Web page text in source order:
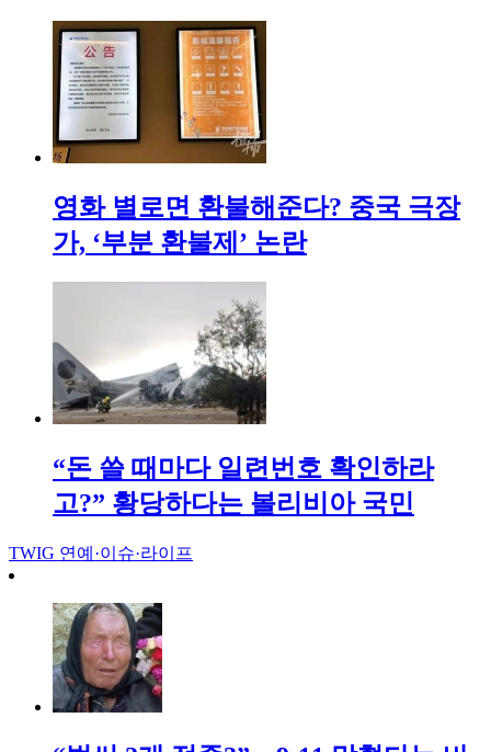
영화 별로면 환불해준다? 중국 극장
가, ‘부분 환불제’ 논란
“돈 쓸 때마다 일련번호 확인하라
고?” 황당하다는 볼리비아 국민
TWIG 연예·이슈·라이프